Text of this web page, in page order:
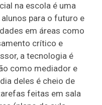
na escola é uma
para o futuro e
em áreas como
crítico e
a tecnologia é
como mediador e
deles é cheio de
feitas em sala